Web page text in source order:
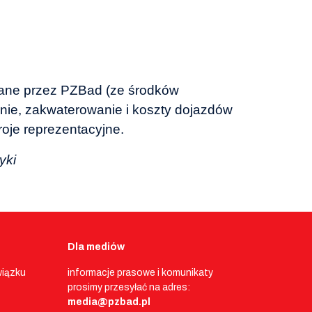
przez PZBad (ze środków
zakwaterowanie i koszty dojazdów
reprezentacyjne.
Dla mediów
informacje prasowe i komunikaty
prosimy przesyłać na adres:
media@pzbad.pl